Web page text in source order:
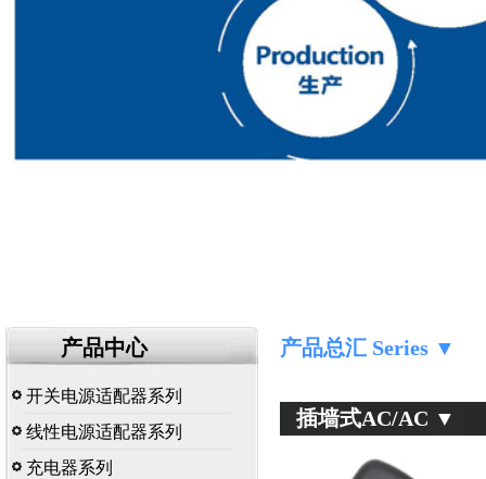
产品中心
开关电源适配器系列
线性电源适配器系列
充电器系列
产品总汇 Series ▼
插墙式AC/AC ▼